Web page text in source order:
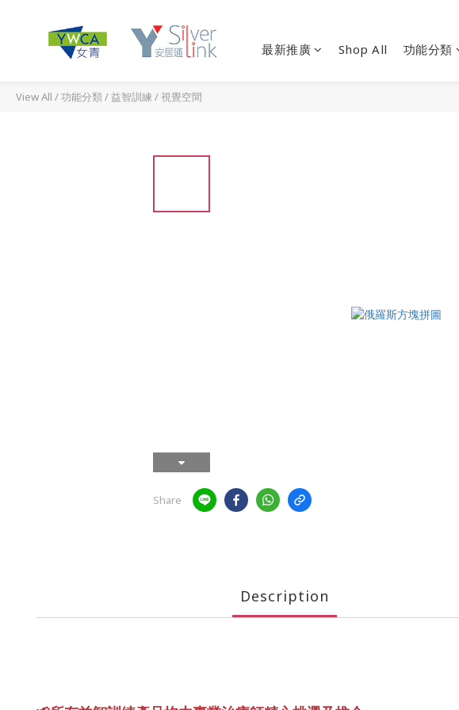
最新推廣 Shop All 功能分類
View All /功能分類/益智訓練 /視覺空間
Share
Description